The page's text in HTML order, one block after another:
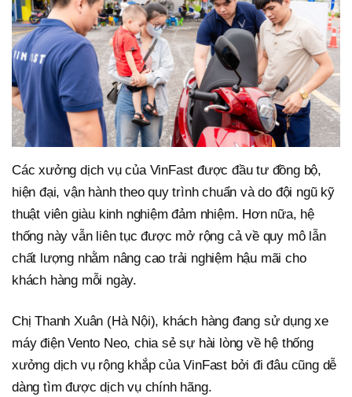
Các xưởng dịch vụ của VinFast được đầu tư đồng bộ,
hiện đại, vận hành theo quy trình chuẩn và do đội ngũ kỹ
thuật viên giàu kinh nghiệm đảm nhiệm. Hơn nữa, hệ
thống này vẫn liên tục được mở rộng cả về quy mô lẫn
chất lượng nhằm nâng cao trải nghiệm hậu mãi cho
khách hàng mỗi ngày.
Chị Thanh Xuân (Hà Nội), khách hàng đang sử dụng xe
máy điện Vento Neo, chia sẻ sự hài lòng về hệ thống
xưởng dịch vụ rộng khắp của VinFast bởi đi đâu cũng dễ
dàng tìm được dịch vụ chính hãng.